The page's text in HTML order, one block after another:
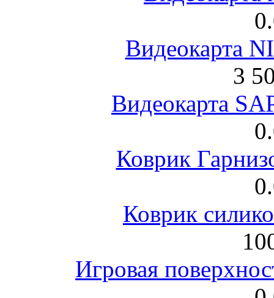
Видеокарта
3
Видеокарта
Коврик
Коврик
Игровая